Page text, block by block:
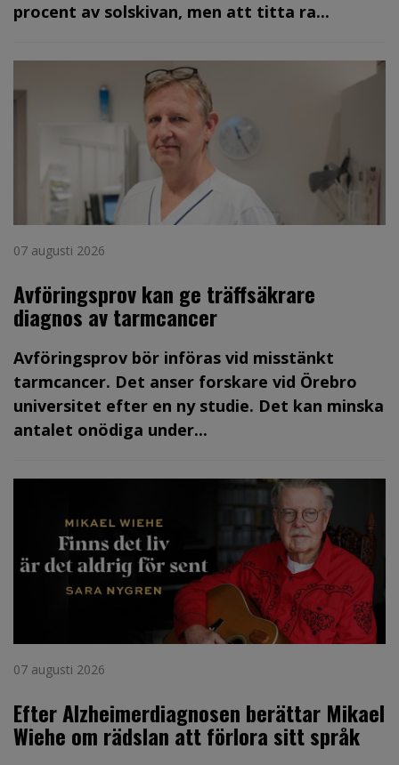
procent av solskivan, men att titta ra...
07 augusti 2026
Avföringsprov kan ge träffsäkrare
diagnos av tarmcancer
Avföringsprov bör införas vid misstänkt
tarmcancer. Det anser forskare vid Örebro
universitet efter en ny studie. Det kan minska
antalet onödiga under...
07 augusti 2026
Efter Alzheimerdiagnosen berättar Mikael
Wiehe om rädslan att förlora sitt språk